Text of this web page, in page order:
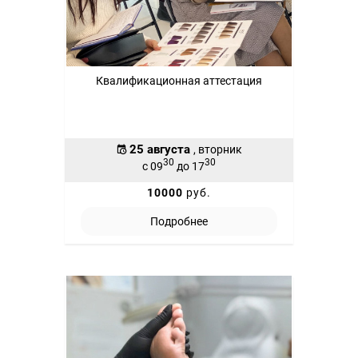
Квалификационная аттестация
25 августа , вторник
с 0930 до 1730
10000 руб.
Подробнее